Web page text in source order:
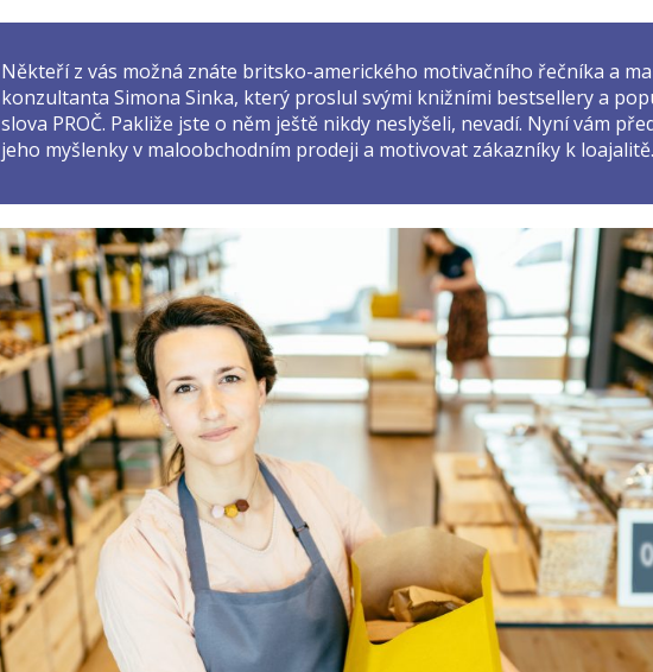
Někteří z vás možná znáte britsko-amerického motivačního řečníka a
konzultanta Simona Sinka, který proslul svými knižními bestsellery a
slova PROČ. Pakliže jste o něm ještě nikdy neslyšeli, nevadí. Nyní vám
jeho myšlenky v maloobchodním prodeji a motivovat zákazníky k loajalitě.